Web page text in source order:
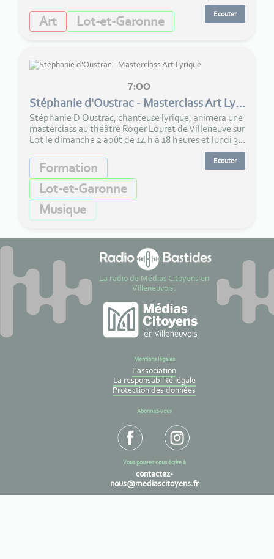
Art Lot-et-Garonne Ecouter
7:00
Stéphanie d'Oustrac - Masterclass Art Lyrique
Stéphanie D'Oustrac, chanteuse lyrique, animera une
masterclass au théâtre Roger Louret de Villeneuve sur
Lot le dimanche 2 août de 14 h à 18 heures et lundi 3...
Formation
Lot-et-Garonne
Musique
Ecouter
La radio de Médias Citoyens en
Villeneuvois.
Mentions légales
L'association
La responsabilité légale
Protection des données
Abonnez-vous
Vous pouvez nous écrire à
contactez-
nous@mediascitoyens.fr